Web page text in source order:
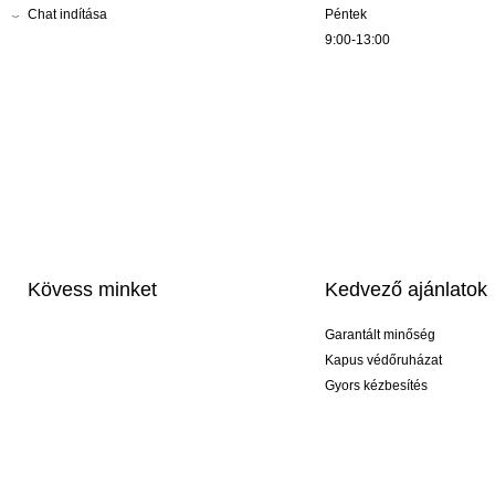
Chat indítása
Péntek
9:00-13:00
Kövess minket Kedvező ajánlatok
Garantált minőség
Kapus védőruházat
Gyors kézbesítés